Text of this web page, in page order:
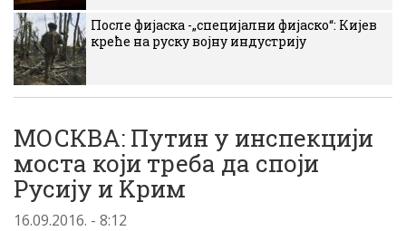
После фијаска -„специјални фијаско“: Кијев
креће на руску војну индустрију
МОСКВА: Путин у инспекциjи
моста коjи треба да споjи
Русиjу и Kрим
16.09.2016. - 8:12